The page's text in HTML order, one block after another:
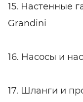
15. Настенные
Grandini
16. Насосы и
17. Шланги и